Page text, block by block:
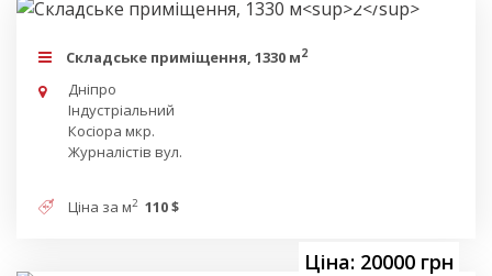
Складське приміщення, 1330 м2
Дніпро
Індустріальний
Косіора мкр.
Журналістів вул.
Ціна за м2 110 $
Ціна: 20000 грн